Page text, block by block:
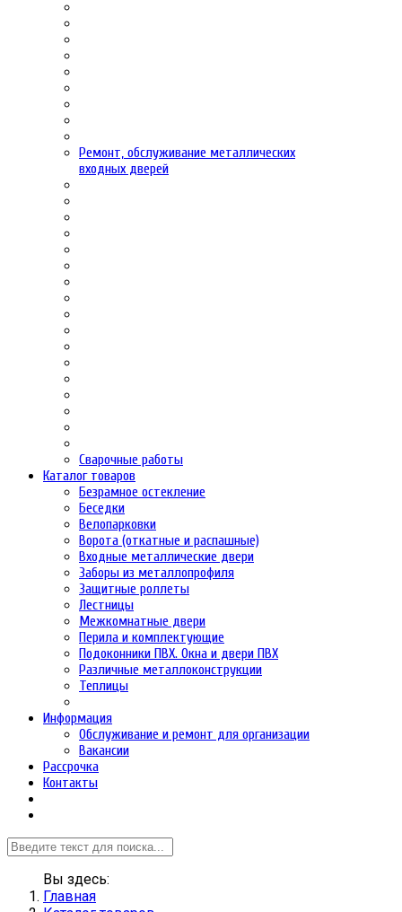
Ремонт, обслуживание металлических
входных дверей
Сварочные работы
Каталог товаров
Безрамное остекление
Беседки
Велопарковки
Ворота (откатные и распашные)
Входные металлические двери
Заборы из металлопрофиля
Защитные роллеты
Лестницы
Межкомнатные двери
Перила и комплектующие
Подоконники ПВХ. Окна и двери ПВХ
Различные металлоконструкции
Теплицы
Информация
Обслуживание и ремонт для организации
Вакансии
Рассрочка
Контакты
Вы здесь:
Главная